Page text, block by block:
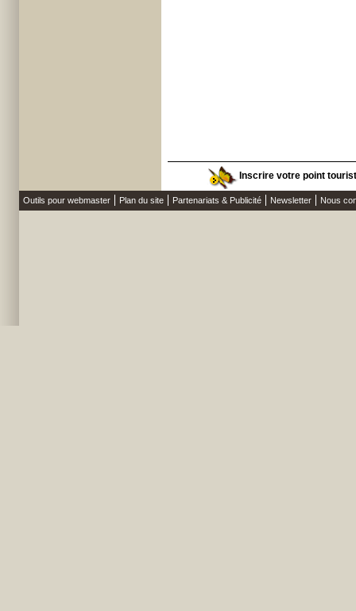
Inscrire votre point
Outils pour webmaster Plan du site Partenariats & Publicité Newsletter Nous